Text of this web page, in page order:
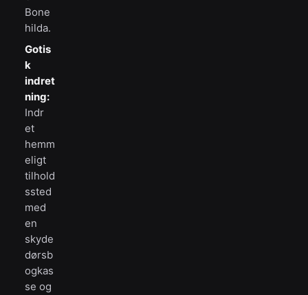
Bone
hilda.
Gotis
k
indret
ning:
Indr
et
hemm
eligt
tilhold
ssted
med
en
skyde
dørsb
ogkas
se og